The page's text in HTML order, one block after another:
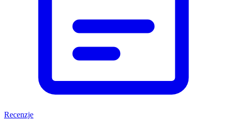
Recenzje